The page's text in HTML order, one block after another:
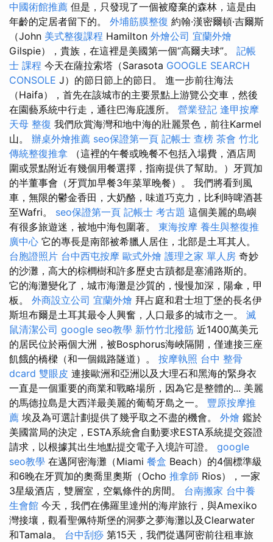
中國術館推薦 但是，只發現了一個被廢棄的森林，這是由
年齡的定居者留下的。 外埔筋膜整復 約翰·漢密爾頓·吉爾斯
（John 美式整復課程 Hamilton 外燴公司 宜蘭外燴
Gilspie），貴族，在這裡是美國第一個“高爾夫球”。 記帳
士 課程 今天在薩拉索塔（Sarasota GOOGLE SEARCH
CONSOLE J）的節日節上的節日。 進一步前往海法
（Haifa），首先在該城市的主要景點上游覽公交車，然後
在園藝系統中行走，通往巴海庇護所。 營業登記 逢甲按摩
天母 整復 我們欣賞海灣和地中海的壯麗景色，前往Karmel
山。 辦桌外燴推薦 seo保證第一頁 記帳士 查榜 茶會 竹北
傳統整復推拿 （這裡的午餐或晚餐不包括入場費，酒店周
圍或景點附近有幾個用餐選擇，指南提供了幫助。）牙買加
的半董事會（牙買加早餐3年菜單晚餐）。 我們將看到風
車，無限的鬱金香田，大奶酪，味道巧克力，比利時啤酒甚
至Wafri。 seo保證第一頁 記帳士 考古題 這個美麗的島嶼
有很多旅遊迷，被地中海包圍著。 東海按摩 養生與整復推
廣中心 它的專長是南部被希臘人居住，北部是土耳其人。
台胞證照片 台中西屯按摩 歐式外燴 護理之家 單人房 奇妙
的沙灘，高大的棕櫚樹和許多歷史古蹟都是塞浦路斯的。
它的海灘變化了，城市海灘是沙質的，慢慢加深，陽傘，甲
板。 外商設立公司 宜蘭外燴 拜占庭和君士坦丁堡的長名伊
斯坦布爾是土耳其最令人興奮，人口最多的城市之一。 滅
鼠清潔公司 google seo教學 新竹竹北撥筋 近1400萬美元
的居民位於兩個大洲，被Bosphorus海峽隔開，僅連接三座
飢餓的橋樑（和一個鐵路隧道）。 按摩執照 台中 整骨
dcard 雙眼皮 連接歐洲和亞洲以及大理石和黑海的緊身衣
一直是一個重要的商業和戰略場所，因為它是整體的... 美麗
的馬德拉島是大西洋最美麗的葡萄牙島之一。 豐原按摩推
薦 埃及為可選計劃提供了幾乎取之不盡的機會。 外燴 鑑於
美國當局的決定，ESTA系統會自動要求ESTA系統提交簽證
請求，以根據其出生地點提交電子入境許可證。 google
seo教學 在邁阿密海灘（Miami 餐盒 Beach）的4個標準級
和6晚在牙買加的奧喬里奧斯（Ocho 推拿師 Rios），一家
3星級酒店，雙層室，空氣條件的房間。 台南搬家 台中養
生會館 今天，我們在佛羅里達州的海岸旅行，與Amexiko
灣接壤，觀看聖佩特斯堡的洞夢之夢海灘以及Clearwater
和Tamala。 台中刮痧 第15天，我們從邁阿密前往租車旅